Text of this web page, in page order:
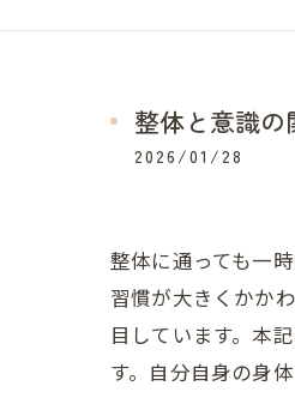
整体と意識
2026/01/28
整体に通っても一
習慣が大きくかか
目しています。本
す。自分自身の身